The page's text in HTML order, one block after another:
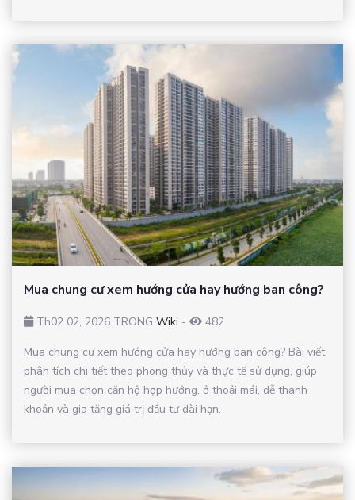
Mua chung cư xem hướng cửa hay hướng ban công?
Th02 02, 2026 TRONG Wiki -
482
Mua chung cư xem hướng cửa hay hướng ban công? Bài viết
phân tích chi tiết theo phong thủy và thực tế sử dụng, giúp
người mua chọn căn hộ hợp hướng, ở thoải mái, dễ thanh
khoản và gia tăng giá trị đầu tư dài hạn.